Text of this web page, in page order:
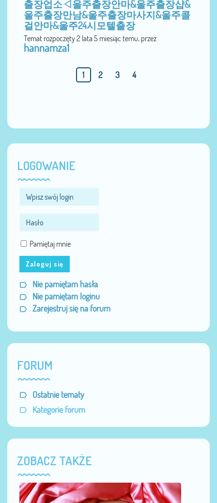
출장업소◁울주출장안마&울주출장샵&
울주출장만남&울주출장마사지&울주콜
걸안마&울주24시모텔출장
Temat rozpoczęty 2 lata 5 miesiąc temu, przez
hannamza1
1 2 3 4
LOGOWANIE
Pamiętaj mnie
Zaloguj się
Nie pamiętam hasła
Nie pamiętam loginu
Zarejestruj się na forum
FORUM
Ostatnie tematy
Kategorie forum
ZOBACZ TAKŻE